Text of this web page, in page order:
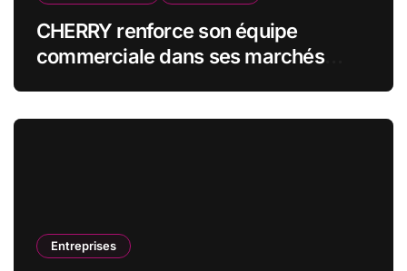
CHERRY renforce son équipe
commerciale dans ses marchés
Entreprises